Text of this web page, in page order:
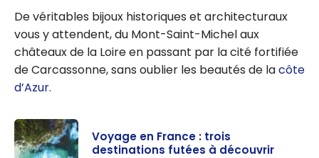
De véritables bijoux historiques et architecturaux
vous y attendent, du Mont-Saint-Michel aux
châteaux de la Loire en passant par la cité fortifiée
de Carcassonne, sans oublier les beautés de lacôte
d’Azur.
Voyage en France : trois
destinations futées à découvrir